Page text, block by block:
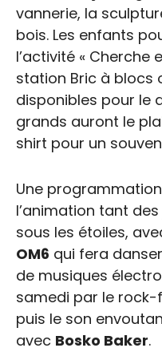
de Saint-
|
vannerie, la
bois. Les enfants
l’activité « Cherche
station Bric à blocs
disponibles pour le
grands auront le
shirt pour un
Une
l’animation tant
sous les étoiles,
OM6 qui fera
de musiques
samedi par le rock-
puis le son
avec Bosko Baker.